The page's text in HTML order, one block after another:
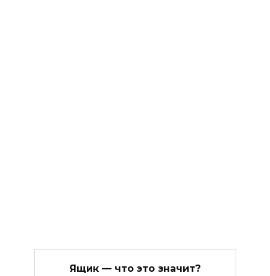
Ящик — что это значит?